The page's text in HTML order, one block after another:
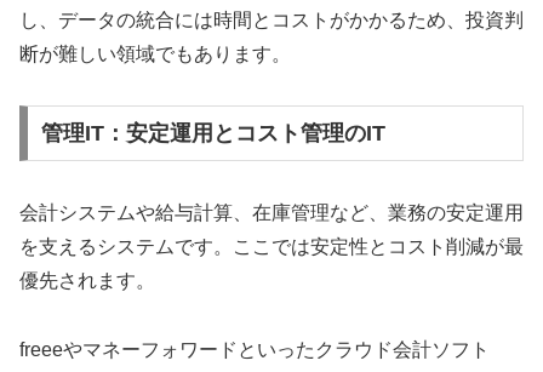
し、データの統合には時間とコストがかかるため、投資判
断が難しい領域でもあります。
管理IT：安定運用とコスト管理のIT
会計システムや給与計算、在庫管理など、業務の安定運用
を支えるシステムです。ここでは安定性とコスト削減が最
優先されます。
freeeやマネーフォワードといったクラウド会計ソフト